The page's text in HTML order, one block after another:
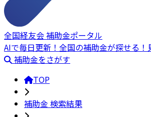
全国経友会 補助金ポータル
AIで毎日更新！全国の補助金が探せる！
補助金をさがす
TOP
補助金 検索結果